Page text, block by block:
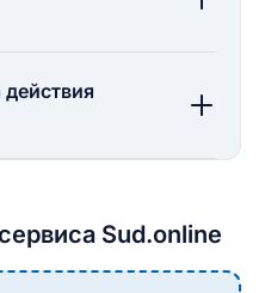
Sud.online